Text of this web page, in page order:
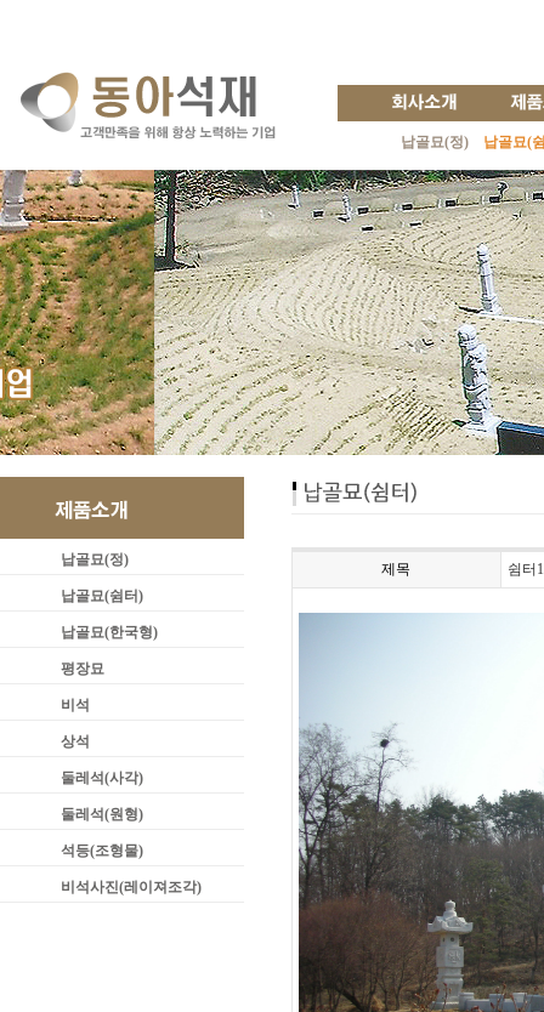
납골묘(정) 납골묘(
납골묘(정)
납골묘(쉼터)
납골묘(한국형)
평장묘
비석
상석
둘레석(사각)
둘레석(원형)
석등(조형물)
비석사진(레이져조각)
제목 쉼터